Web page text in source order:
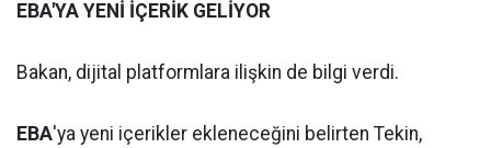
EBA'YA YENİ İÇERİK GELİYOR
Bakan, dijital platformlara ilişkin de bilgi verdi.
EBA'ya yeni içerikler ekleneceğini belirten Tekin,